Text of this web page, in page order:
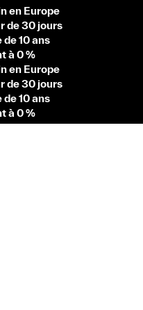
en Europe
de 30 jours
10 ans
à 0 %
en Europe
de 30 jours
10 ans
à 0 %